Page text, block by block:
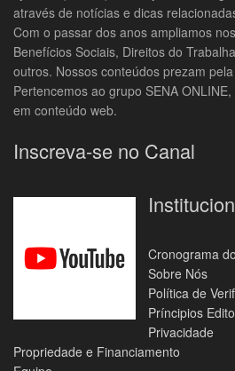
através de notícias e dicas
Com o passar dos anos ampliamos
Benefícios Sociais, Direitos do
outros. Nossos conteúdos prezam
Pertencemos ao grupo SENA
em conteúdo web.
Inscreva-se no Canal
Cronograma
Sobre Nós
Política de
Príncipios
Privacidade
Propriedade e Financiamento